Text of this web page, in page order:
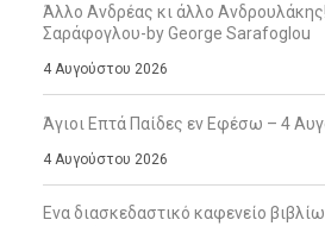
Άλλο Ανδρέας κι άλλο
Σαράφογλου-by George Sarafoglou
4 Αυγούστου 2026
Άγιοι Επτά Παίδες εν Εφέσω – 4
4 Αυγούστου 2026
Ενα διασκεδαστικό καφενείο